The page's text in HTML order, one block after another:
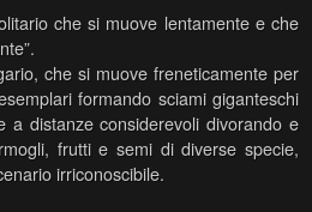
che si muove lentamente e che
che si muove freneticamente per
formando sciami giganteschi
a distanze considerevoli divorando e
frutti e semi di diverse specie,
irriconoscibile.